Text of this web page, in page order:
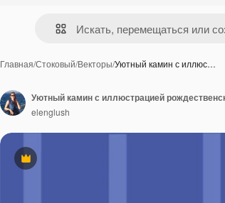
Главная/Стоковый/Векторы/Уютный камин с иллюс…
Премиум
Уютный камин с иллюстрацией
elenglush